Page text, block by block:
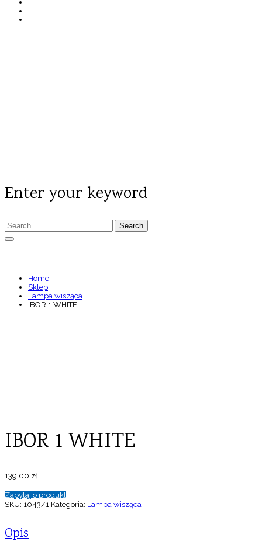
Enter your keyword
Search
Home
Sklep
Lampa wisząca
IBOR 1 WHITE
IBOR 1 WHITE
139,00 zł
Zapytaj o produkt
SKU: 1043/1 Kategoria: Lampa wisząca
Opis